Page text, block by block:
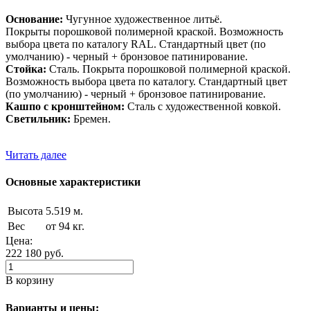
Основание: Чугунное художественное литьё.
Покрыты порошковой полимерной краской. Возможность
выбора цвета по каталогу RAL. Стандартный цвет (по
умолчанию) - черный + бронзовое патинирование.
Стойка: Сталь. Покрыта порошковой полимерной краской.
Возможность выбора цвета по каталогу. Стандартный цвет
(по умолчанию) - черный + бронзовое патинирование.
Кашпо с кронштейном: Сталь с художественной ковкой.
Светильник: Бремен.
Читать далее
Основные характеристики
Высота 5.519 м.
Вес
от 94 кг.
Цена:
222 180 руб.
В корзину
Варианты и цены: